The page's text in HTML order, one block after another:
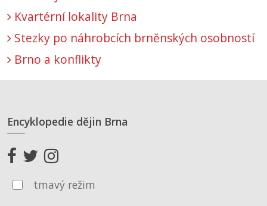
Kvartérní lokality Brna
Stezky po náhrobcích brněnských osobností
Brno a konflikty
Encyklopedie dějin Brna
tmavý režim